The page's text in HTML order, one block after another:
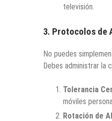
televisión.
3. Protocolos de
No puedes
Debes administrar la
Tolerancia
móviles
Rotación de